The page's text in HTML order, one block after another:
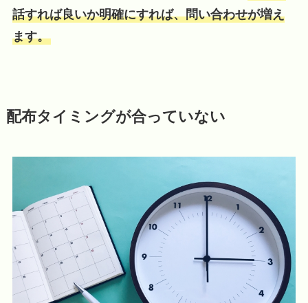
話すれば良いか明確にすれば、問い合わせが増え
ます。
配布タイミングが合っていない